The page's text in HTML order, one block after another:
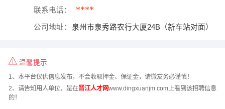
联系电话： ****
公司地址： 泉州市泉秀路农行大厦24B（新车站对面）
温馨提示
1、本平台仅供信息发布，不会收取押金、保证金，请微友务必谨慎！
2、请告知用人单位，是在晋江人才网www.dingxuanjm.com上看到该招聘信息
的！